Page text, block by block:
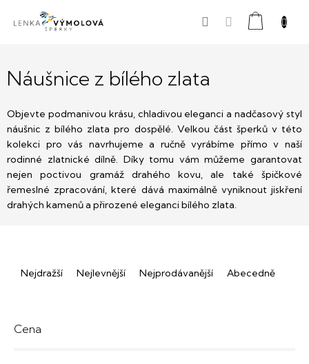
Nákupní
Náušnice z bílého zlata
Objevte podmanivou krásu, chladivou eleganci a nadčasový styl
náušnic z bílého zlata pro dospělé. Velkou část šperků v této
kolekci pro vás navrhujeme a ručně vyrábíme přímo v naší
rodinné zlatnické dílně. Díky tomu vám můžeme garantovat
nejen poctivou gramáž drahého kovu, ale také špičkové
řemeslné zpracování, které dává maximálně vyniknout jiskření
drahých kamenů a přirozené eleganci bílého zlata.
a
e
Nejdražší Nejlevnější Nejprodávanější Abecedně
Cena